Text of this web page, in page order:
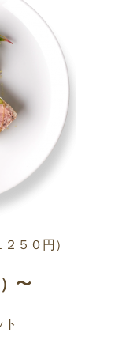
５０円）
〜